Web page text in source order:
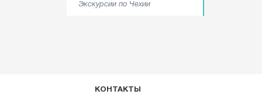
Экскурсии по Чехии
КОНТАКТЫ